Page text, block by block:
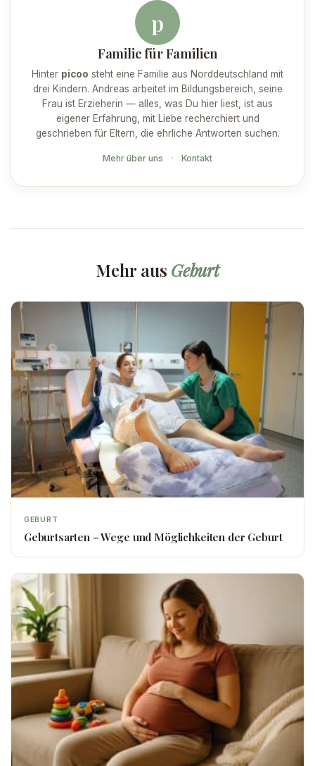
p
Familie für Familien
Hinter picoo steht eine Familie aus Norddeutschland mit
drei Kindern. Andreas arbeitet im Bildungsbereich, seine
Frau ist Erzieherin — alles, was Du hier liest, ist aus
eigener Erfahrung, mit Liebe recherchiert und
geschrieben für Eltern, die ehrliche Antworten suchen.
Mehr über uns · Kontakt
Mehr aus Geburt
GEBURT
Geburtsarten – Wege und Möglichkeiten der Geburt